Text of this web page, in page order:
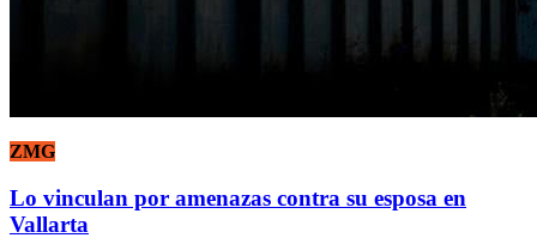
ZMG
Lo vinculan por amenazas contra su esposa en
Vallarta